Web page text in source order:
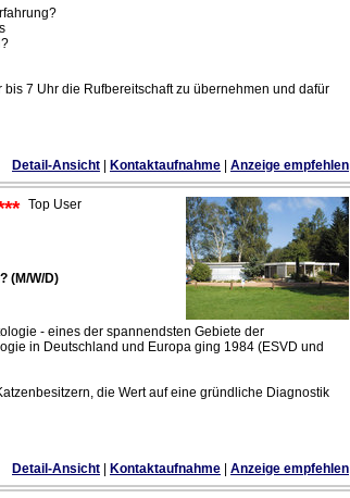
7 Uhr die Rufbereitschaft zu übernehmen und dafür
Detail-Ansicht
Kontaktaufnahme Anzeige empfehlen
Top User
(M/W/D)
- eines der spannendsten Gebiete der
in Deutschland und Europa ging 1984 (ESVD und
die Wert auf eine gründliche Diagnostik
Detail-Ansicht
Kontaktaufnahme Anzeige empfehlen